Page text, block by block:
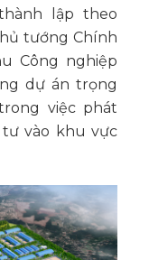
lập theo
tướng Chính
Công nghiệp
dự án trọng
việc phát
vào khu vực